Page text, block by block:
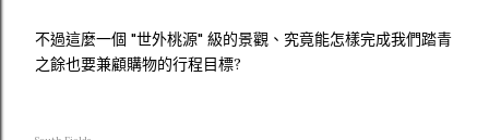
不過這麼一個 "世外桃源" 級的景觀、究竟能怎樣完成我們踏青
之餘也要兼顧購物的行程目標?